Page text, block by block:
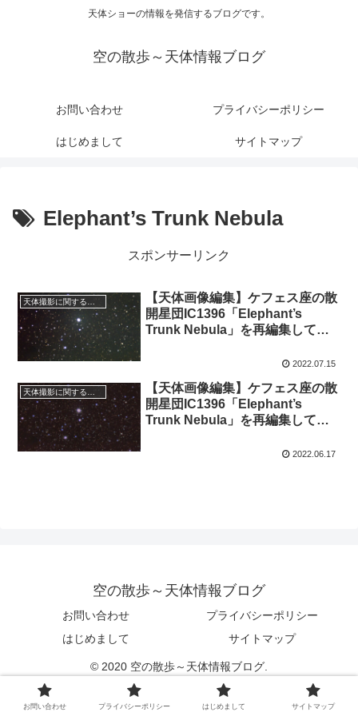
天体ショーの情報を発信するブログです。
空の散歩～天体情報ブログ
お問い合わせ プライバシーポリシー
はじめまして サイトマップ
Elephant’s Trunk Nebula
スポンサーリンク
【天体画像編集】ケフェス座の散
開星団IC1396「Elephant’s
Trunk Nebula」を再編集してみ
2022.07.15
【天体画像編集】ケフェス座の散
開星団IC1396「Elephant’s
Trunk Nebula」を再編集してみ
2022.06.17
空の散歩～天体情報ブログ
お問い合わせ
プライバシーポリシー
はじめまして
サイトマップ
© 2020 空の散歩～天体情報ブログ.
お問い合わせ プライバシーポリシー はじめまして サイトマップ